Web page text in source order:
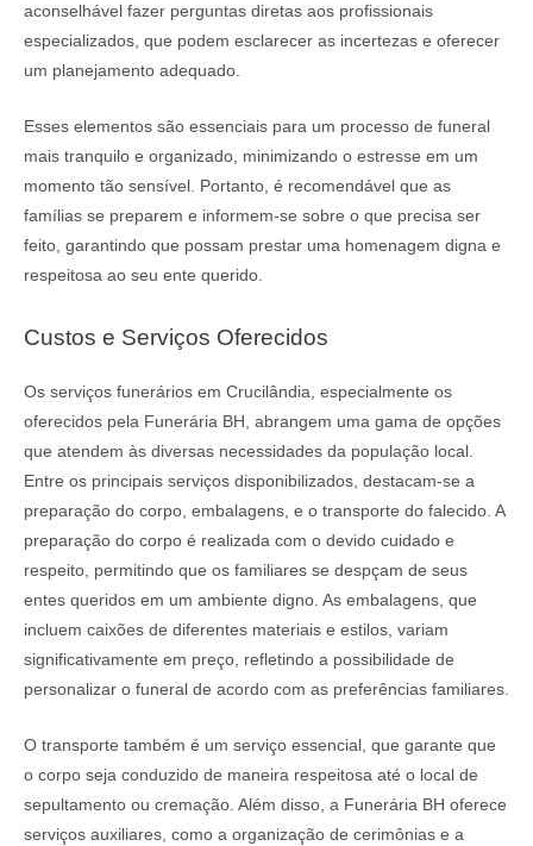
aconselhável fazer perguntas diretas aos profissionais
especializados, que podem esclarecer as incertezas e oferecer
um planejamento adequado.
Esses elementos são essenciais para um processo de funeral
mais tranquilo e organizado, minimizando o estresse em um
momento tão sensível. Portanto, é recomendável que as
famílias se preparem e informem-se sobre o que precisa ser
feito, garantindo que possam prestar uma homenagem digna e
respeitosa ao seu ente querido.
Custos e Serviços Oferecidos
Os serviços funerários em Crucilândia, especialmente os
oferecidos pela Funerária BH, abrangem uma gama de opções
que atendem às diversas necessidades da população local.
Entre os principais serviços disponibilizados, destacam-se a
preparação do corpo, embalagens, e o transporte do falecido. A
preparação do corpo é realizada com o devido cuidado e
respeito, permitindo que os familiares se despçam de seus
entes queridos em um ambiente digno. As embalagens, que
incluem caixões de diferentes materiais e estilos, variam
significativamente em preço, refletindo a possibilidade de
personalizar o funeral de acordo com as preferências familiares.
O transporte também é um serviço essencial, que garante que
o corpo seja conduzido de maneira respeitosa até o local de
sepultamento ou cremação. Além disso, a Funerária BH oferece
serviços auxiliares, como a organização de cerimônias e a